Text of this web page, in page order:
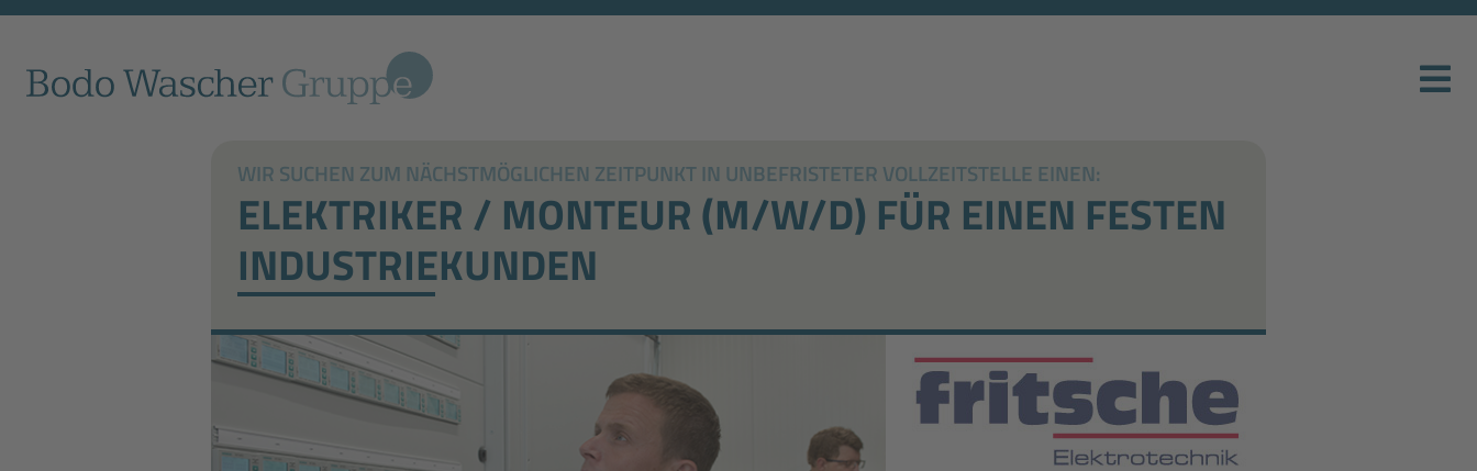
WIR SUCHEN ZUM NÄCHSTMÖGLICHEN ZEITPUNKT IN UNBEFRISTETER VOLLZEITSTELLE EINEN:
ELEKTRIKER / MONTEUR (M/W/D) FÜR EINEN FESTEN
INDUSTRIEKUNDEN